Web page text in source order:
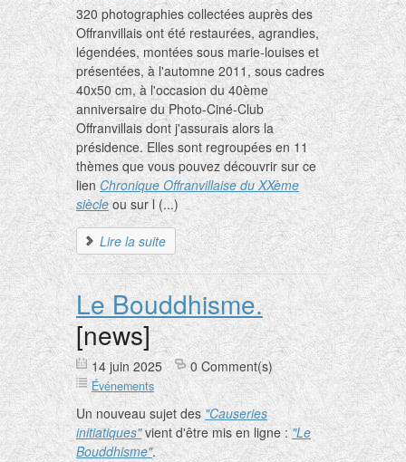
320 photographies collectées auprès des
Offranvillais ont été restaurées, agrandies,
légendées, montées sous marie-louises et
présentées, à l'automne 2011, sous cadres
40x50 cm, à l'occasion du 40ème
anniversaire du Photo-Ciné-Club
Offranvillais dont j'assurais alors la
présidence. Elles sont regroupées en 11
thèmes que vous pouvez découvrir sur ce
lien Chronique Offranvillaise du XXème
siècleou sur l (...)
Lire la suite
Le Bouddhisme.
[news]
14 juin 2025 0 Comment(s)
Événements
Un nouveau sujet des "Causeries
initiatiques"vient d'être mis en ligne :"Le
Bouddhisme".